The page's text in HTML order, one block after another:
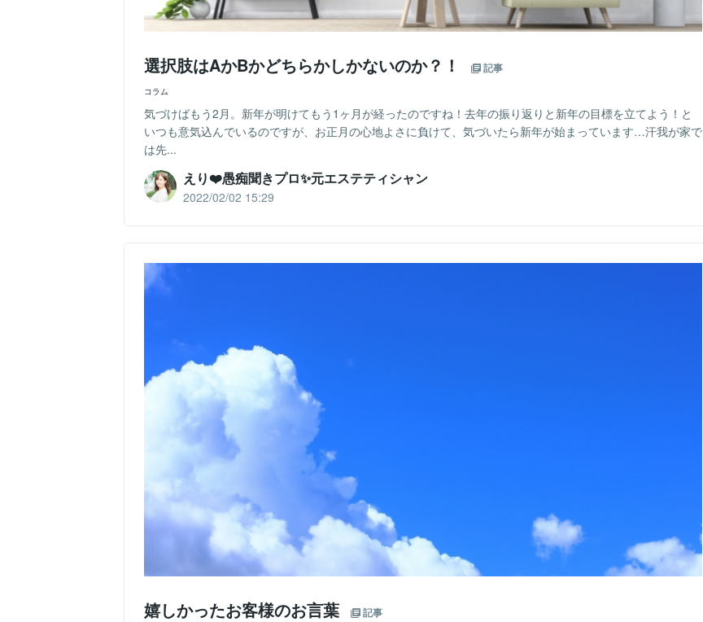
選択肢はAかBかどちらかしかないのか？！ 記事
コラム
気づけばもう2月。新年が明けてもう1ヶ月が経ったのですね！去年の振り返りと新年の目標を立てよう！と
いつも意気込んでいるのですが、お正月の心地よさに負けて、気づいたら新年が始まっています…汗我が家で
は先...
えり❤️愚痴聞きプロ✨元エステティシャン
2022/02/02 15:29
嬉しかったお客様のお言葉 記事